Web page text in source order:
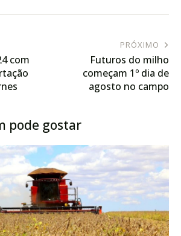
com
PRÓXIMO
Futuros do milho
começam 1º dia de
agosto no campo
pode gostar